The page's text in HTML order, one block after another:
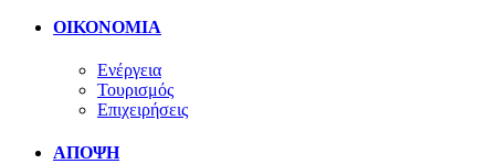
ΟΙΚΟΝΟΜΙΑ
Ενέργεια
Τουρισμός
Επιχειρήσεις
ΑΠΟΨΗ